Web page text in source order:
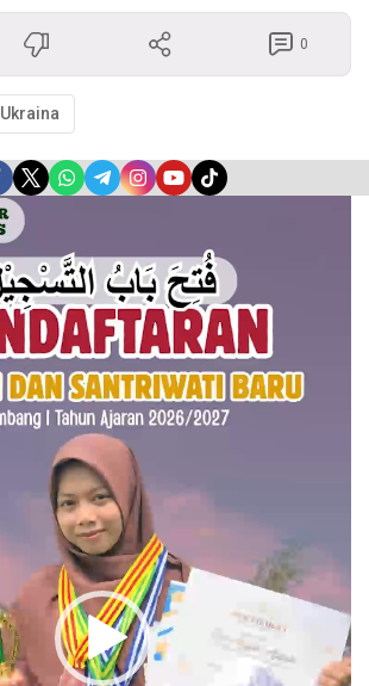
0
Ukraina